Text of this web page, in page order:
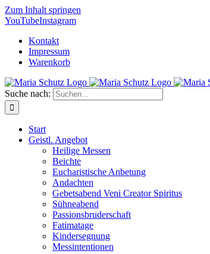
Zum Inhalt springen
YouTubeInstagram
Kontakt
Impressum
Warenkorb
Suche nach:
Start
Geistl. Angebot
Heilige Messen
Beichte
Eucharistische Anbetung
Andachten
Gebetsabend Veni Creator Spiritus
Sühneabend
Passionsbruderschaft
Fatimatage
Kindersegnung
Messintentionen